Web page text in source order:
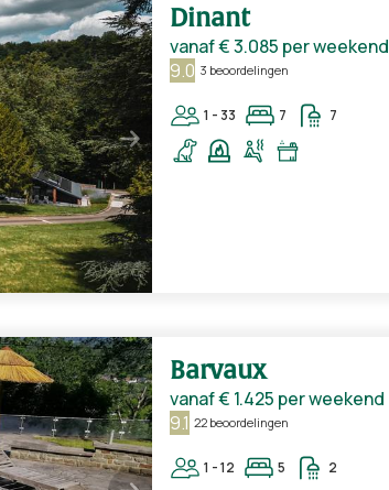
Dinant
vanaf€ 3.085 per weekend
9.0 3 beoordelingen
1 - 33 7 7
Barvaux
vanaf€ 1.425 per weekend
9.1 22 beoordelingen
1 - 12 5 2